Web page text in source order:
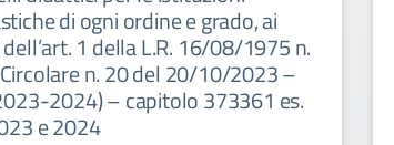
di ogni ordine e grado, ai
1 della L.R. 16/08/1975 n.
n. 20 del 20/10/2023 –
2024) – capitolo 373361 es.
e 2024